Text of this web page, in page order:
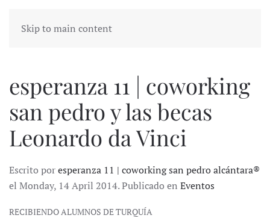
Skip to main content
esperanza 11 | coworking
san pedro y las becas
Leonardo da Vinci
Escrito poresperanza 11 | coworking san pedro alcántara®
el Monday, 14 April 2014. Publicado en Eventos
RECIBIENDO ALUMNOS DE TURQUÍA